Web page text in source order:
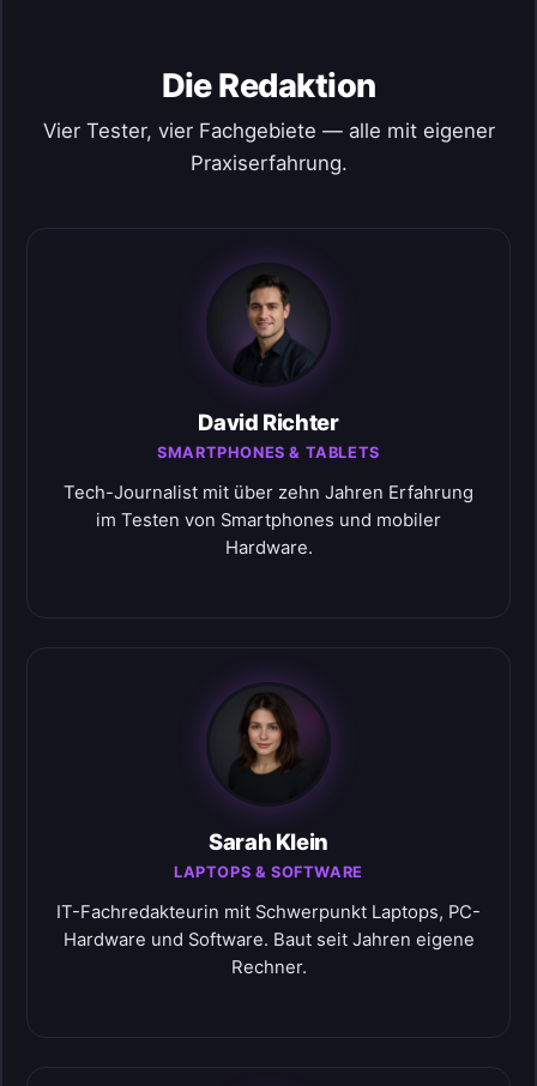
Die Redaktion
Vier Tester, vier Fachgebiete — alle mit eigener
Praxiserfahrung.
David Richter
SMARTPHONES & TABLETS
Tech-Journalist mit über zehn Jahren Erfahrung
im Testen von Smartphones und mobiler
Hardware.
Sarah Klein
LAPTOPS & SOFTWARE
IT-Fachredakteurin mit Schwerpunkt Laptops, PC-
Hardware und Software. Baut seit Jahren eigene
Rechner.